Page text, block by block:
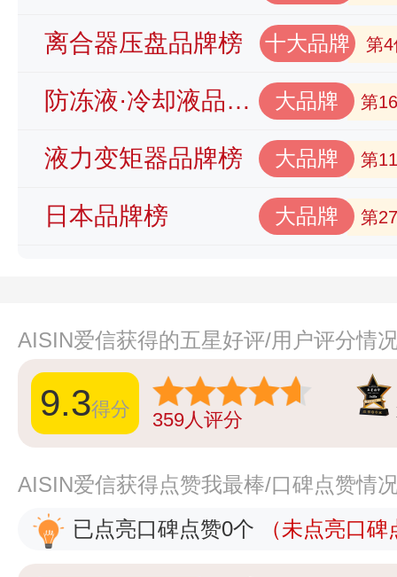
离合器压盘品牌榜 十大品牌 第4
防冻液·冷却液品牌榜 大品牌 第
液力变矩器品牌榜 大品牌 第
日本品牌榜 大品牌 第
AISIN爱信获得的五星好评/用户评分情
9.3得分 359人评分
AISIN爱信获得点赞我最棒/口碑点赞情
已点亮口碑点赞0个
（未点亮口